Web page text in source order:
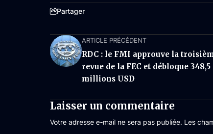
Partager
ARTICLE PRÉCÉDENT
RDC : le FMI approuve la
revue de la FEC et débloque 348,5
millions USD
Laisser un commentaire
Votre adresse e-mail ne sera pas publiée. Les